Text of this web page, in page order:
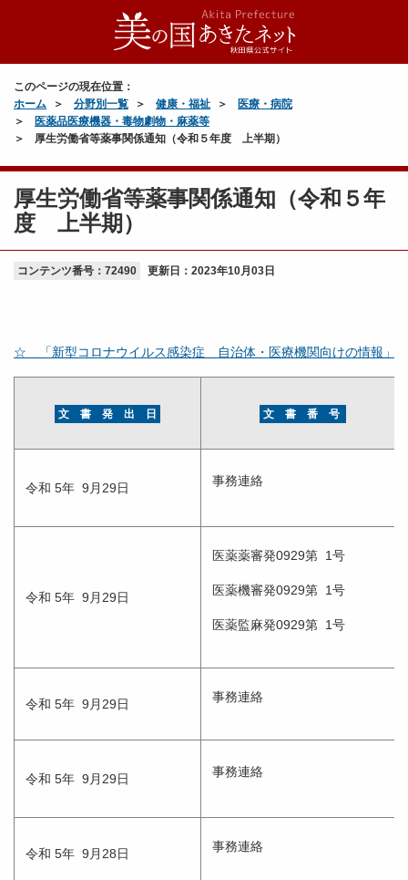
このページの現在位置：
ホーム
分野別一覧 健康・福祉
医療・病院
医薬品医療機器・毒物劇物・麻薬等
厚生労働省等薬事関係通知（令和５年度 上半期）
厚生労働省等薬事関係通知（令和５年
度 上半期）
コンテンツ番号：72490 更新日： 2023年10月03日
☆ 「新型コロナウイルス感染症 自治体・医療機関向けの情報」
文 書 発 出 日 文 書 番 号
令和 5年 9月29日 事務連絡
令和 5年 9月29日
医薬薬審発0929第 1号
医薬機審発0929第 1号
医薬監麻発0929第 1号
令和 5年 9月29日 事務連絡
令和 5年 9月29日 事務連絡
令和 5年 9月28日 事務連絡
令和2年1月16日
令和2年1月21日
令和2年1月21日